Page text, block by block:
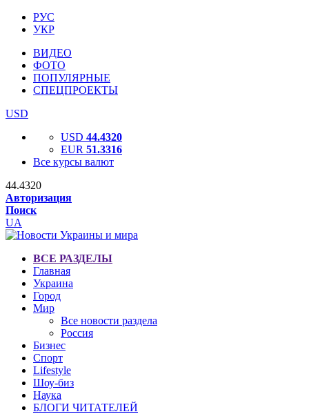
РУС
УКР
ВИДЕО
ФОТО
ПОПУЛЯРНЫЕ
СПЕЦПРОЕКТЫ
USD
USD 44.4320
EUR 51.3316
Все курсы валют
44.4320
Авторизация
Поиск
UA
ВСЕ РАЗДЕЛЫ
Главная
Украина
Город
Мир
Все новости раздела
Россия
Бизнес
Спорт
Lifestyle
Шоу-биз
Наука
БЛОГИ ЧИТАТЕЛЕЙ